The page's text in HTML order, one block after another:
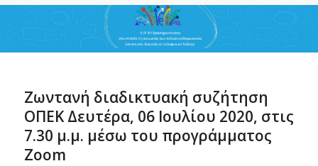
Ζωντανή διαδικτυακή συζήτηση
ΟΠΕΚ Δευτέρα, 06 Ιουλίου 2020, στις
7.30 μ.μ. μέσω του προγράμματος
Zoom